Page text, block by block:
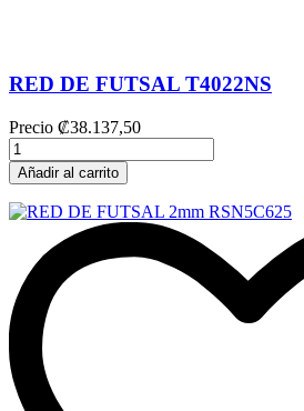
RED DE FUTSAL T4022NS
Precio ₡38.137,50
Añadir al carrito